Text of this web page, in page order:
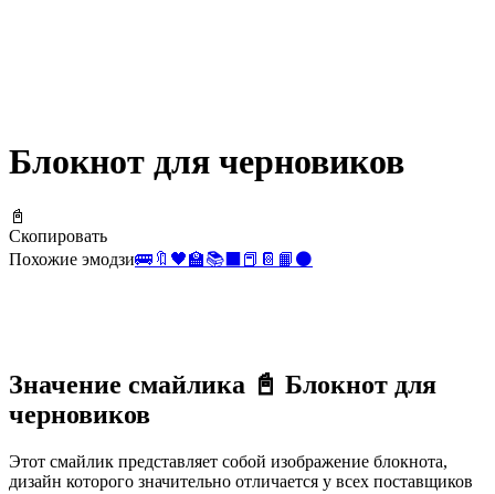
Блокнот для черновиков
📓
Скопировать
Похожие эмодзи🚌 🔖 🖤🏫📚 📕 📔 📙 ⚫
Значение смайлика 📓 Блокнот для
черновиков
Этот смайлик представляет собой изображение блокнота,
дизайн которого значительно отличается у всех поставщиков